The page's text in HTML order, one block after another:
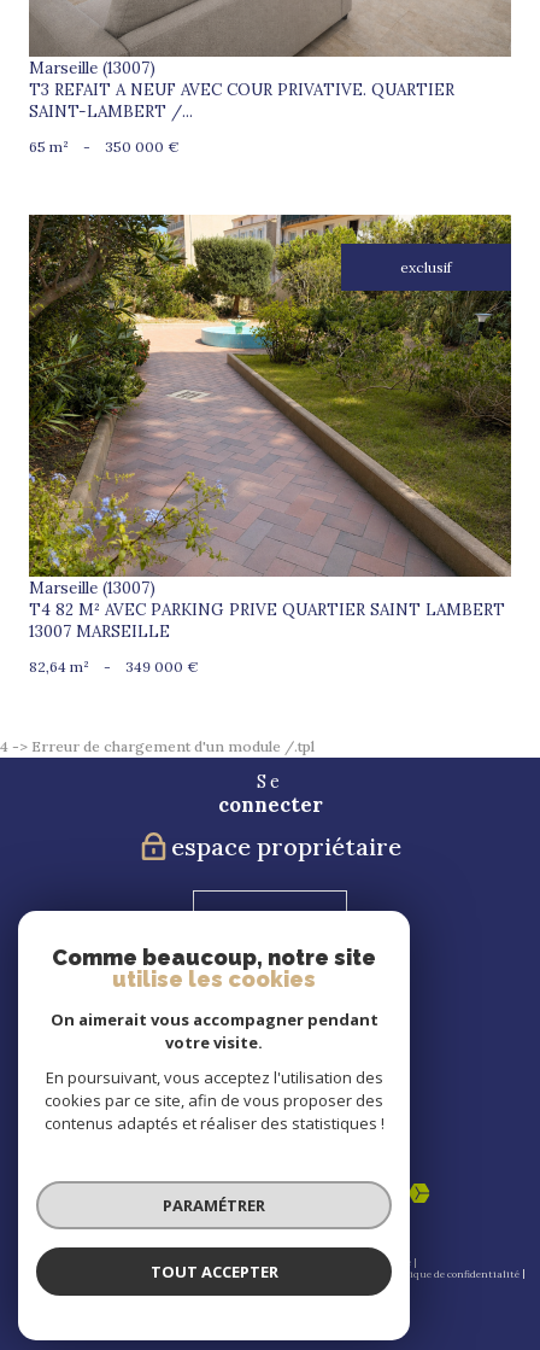
Marseille (13007)
T3 REFAIT A NEUF AVEC COUR PRIVATIVE. QUARTIER
SAINT-LAMBERT /...
65 m² - 350 000 €
exclusif
voir le bien
Marseille (13007)
T4 82 M² AVEC PARKING PRIVE QUARTIER SAINT LAMBERT
13007 MARSEILLE
82,64 m² - 349 000 €
4 -> Erreur de chargement d'un module /.tpl
Se
connecter
espace propriétaire
suivre
Nous
© 2026 | Tous droits réservés | Traduction powered by Google |
Nos honoraires
Plan du site Mentions légales Admin
Politique de confidentialité
Comme beaucoup, notre site
utilise les cookies
On aimerait vous accompagner pendant
votre visite.
En poursuivant, vous acceptez l'utilisation des
cookies par ce site, afin de vous proposer des
contenus adaptés et réaliser des statistiques !
PARAMÉTRER
TOUT ACCEPTER